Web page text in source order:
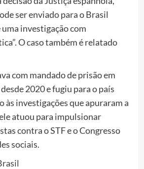
ser enviado para o Brasil
investigação com
O caso também é relatado
com mandado de prisão em
2020 e fugiu para o país
às investigações que apuraram a
atuou para impulsionar
contra o STF e o Congresso
sociais.